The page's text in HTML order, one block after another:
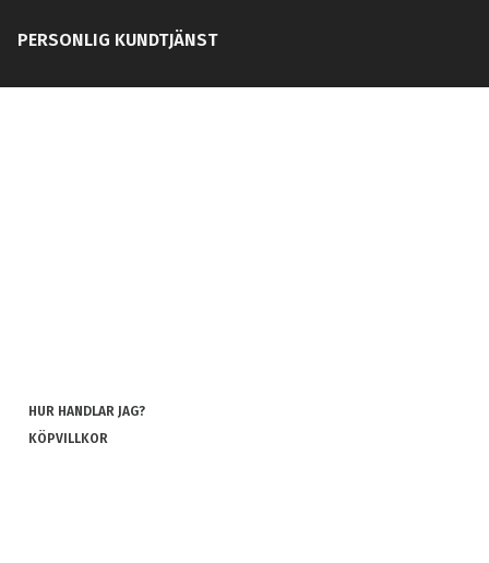
PERSONLIG KUNDTJÄNST
HUR HANDLAR JAG?
KÖPVILLKOR